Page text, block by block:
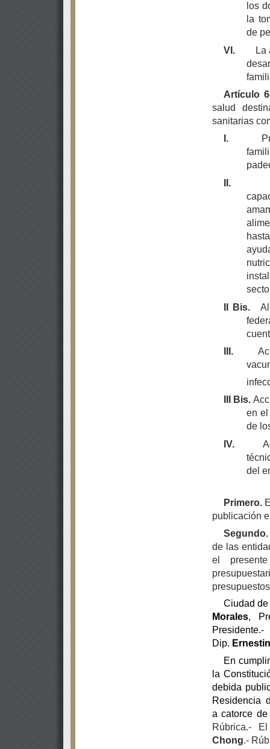
los
la
de
VI.
La
Artículo
salud
sanitarias
I.
II.
II Bis.
III.
III Bis.
en el
de
IV.
del
Primero.
publicación
Segundo.
de las
el
Ciudad
Morales,
Dip.
En
la
debida
Residencia
a catorce
Rúbrica.-
Chong.-